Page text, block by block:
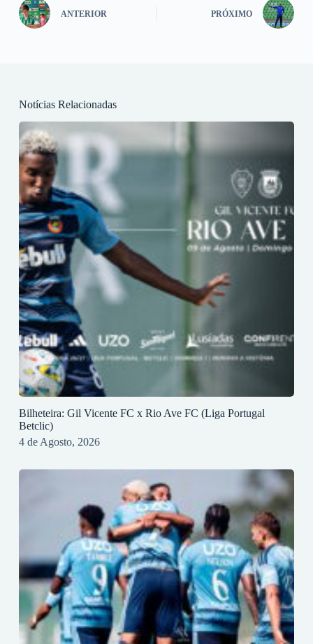
ANTERIOR PRÓXIMO
Notícias Relacionadas
Bilheteira: Gil Vicente FC x Rio Ave FC (Liga Portugal
Betclic)
4 de Agosto, 2026